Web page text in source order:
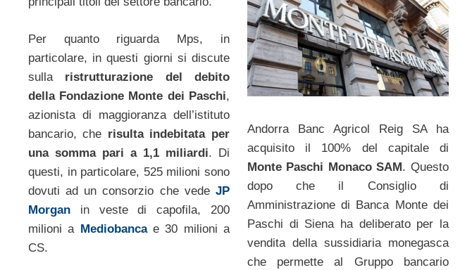
Per quanto riguarda Mps, in
particolare, in questi giorni si discute
sulla ristrutturazione del debito
della Fondazione Monte dei Paschi,
azionista di maggioranza dell’istituto
bancario, che risulta indebitata per
una somma pari a 1,1 miliardi. Di
questi, in particolare, 525 milioni sono
dovuti ad un consorzio che vede JP
Morgan in veste di capofila, 200
milioni a Mediobancae 30 milioni a
CS.
Andorra Banc Agricol Reig SA ha
acquisito il 100% del capitale di
Monte Paschi Monaco SAM . Questo
dopo che il Consiglio di
Amministrazione di Banca Monte dei
Paschi di Siena ha deliberato per la
vendita della sussidiaria monegasca
che permette al Gruppo bancario